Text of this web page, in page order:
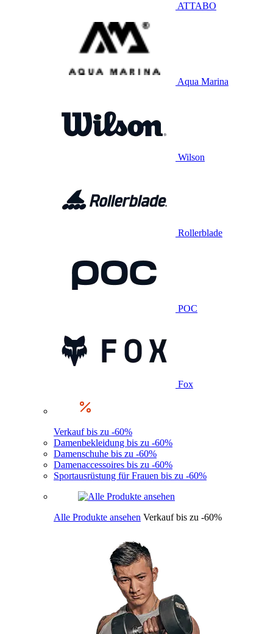
ATTABO
Aqua Marina
Wilson
Rollerblade
POC
Fox
Verkauf bis zu -60%
Damenbekleidung bis zu -60%
Damenschuhe bis zu -60%
Damenaccessoires bis zu -60%
Sportausrüstung für Frauen bis zu -60%
Alle Produkte ansehen Verkauf bis zu -60%